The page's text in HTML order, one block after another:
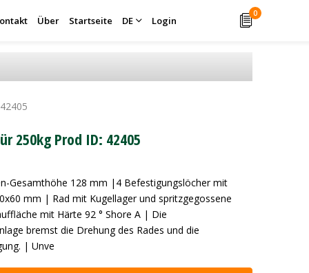
Über Startseite DE Login
0
250kg Prod ID: 42405
Gesamthöhe 128 mm |4 Befestigungslöcher mit
mm | Rad mit Kugellager und spritzgegossene
mit Härte 92 ° Shore A | Die
bremst die Drehung des Rades und die
| Unve